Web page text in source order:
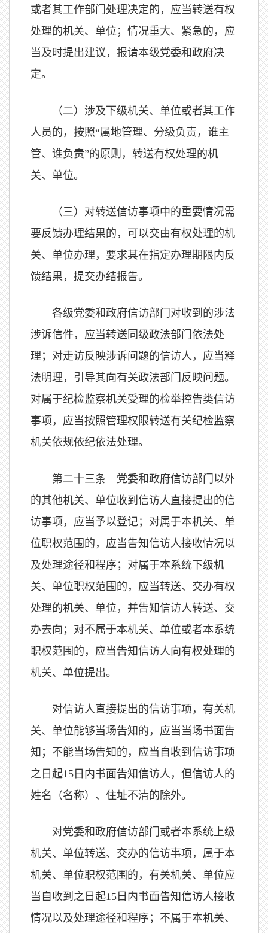
或者其工作部门处理决定的，应当转送有权
处理的机关、单位；情况重大、紧急的，应
当及时提出建议，报请本级党委和政府决
定。
（二）涉及下级机关、单位或者其工作
人员的，按照“属地管理、分级负责，谁主
管、谁负责”的原则，转送有权处理的机
关、单位。
（三）对转送信访事项中的重要情况需
要反馈办理结果的，可以交由有权处理的机
关、单位办理，要求其在指定办理期限内反
馈结果，提交办结报告。
各级党委和政府信访部门对收到的涉法
涉诉信件，应当转送同级政法部门依法处
理；对走访反映涉诉问题的信访人，应当释
法明理，引导其向有关政法部门反映问题。
对属于纪检监察机关受理的检举控告类信访
事项，应当按照管理权限转送有关纪检监察
机关依规依纪依法处理。
第二十三条 党委和政府信访部门以外
的其他机关、单位收到信访人直接提出的信
访事项，应当予以登记；对属于本机关、单
位职权范围的，应当告知信访人接收情况以
及处理途径和程序；对属于本系统下级机
关、单位职权范围的，应当转送、交办有权
处理的机关、单位，并告知信访人转送、交
办去向；对不属于本机关、单位或者本系统
职权范围的，应当告知信访人向有权处理的
机关、单位提出。
对信访人直接提出的信访事项，有关机
关、单位能够当场告知的，应当当场书面告
知；不能当场告知的，应当自收到信访事项
之日起15日内书面告知信访人，但信访人的
姓名（名称）、住址不清的除外。
对党委和政府信访部门或者本系统上级
机关、单位转送、交办的信访事项，属于本
机关、单位职权范围的，有关机关、单位应
当自收到之日起15日内书面告知信访人接收
情况以及处理途径和程序；不属于本机关、